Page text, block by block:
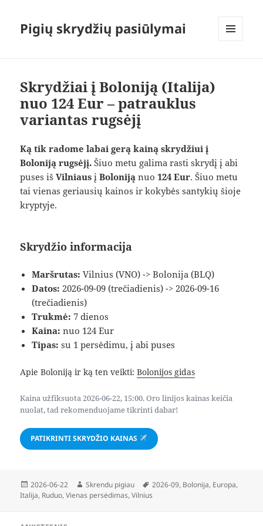
Pigių skrydžių pasiūlymai
Skrydžiai į Boloniją (Italija)
nuo 124 Eur – patrauklus
variantas rugsėjį
Ką tik radome labai gerą kainą skrydžiui į
Boloniją rugsėjį. Šiuo metu galima rasti skrydį į abi
puses išVilniaus įBoloniją nuo124 Eur. Šiuo metu
tai vienas geriausių kainos ir kokybės santykių šioje
kryptyje.
Skrydžio informacija
Maršrutas: Vilnius (VNO) -> Bolonija (BLQ)
Datos: 2026-09-09 (trečiadienis) -> 2026-09-16
(trečiadienis)
Trukmė: 7 dienos
Kaina: nuo 124 Eur
Tipas: su 1 persėdimu, į abi puses
Apie Boloniją ir ką ten veikti:Bolonijos gidas
Kaina užfiksuota 2026-06-22, 15:00. Oro linijos kainas keičia
nuolat, tad rekomenduojame tikrinti dabar!
PATIKRINTI SKRYDŽIO KAINAS
Paskelbta
2026-06-22 Autorius
Skrendu pigiau Žymos
2026-09, Bolonija, Europa,
Italija, Ruduo,Vienas persėdimas,Vilnius